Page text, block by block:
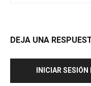
DEJA UNA
INICIAR